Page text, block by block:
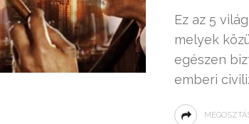
Ez az 5
melyek
egészen
emberi